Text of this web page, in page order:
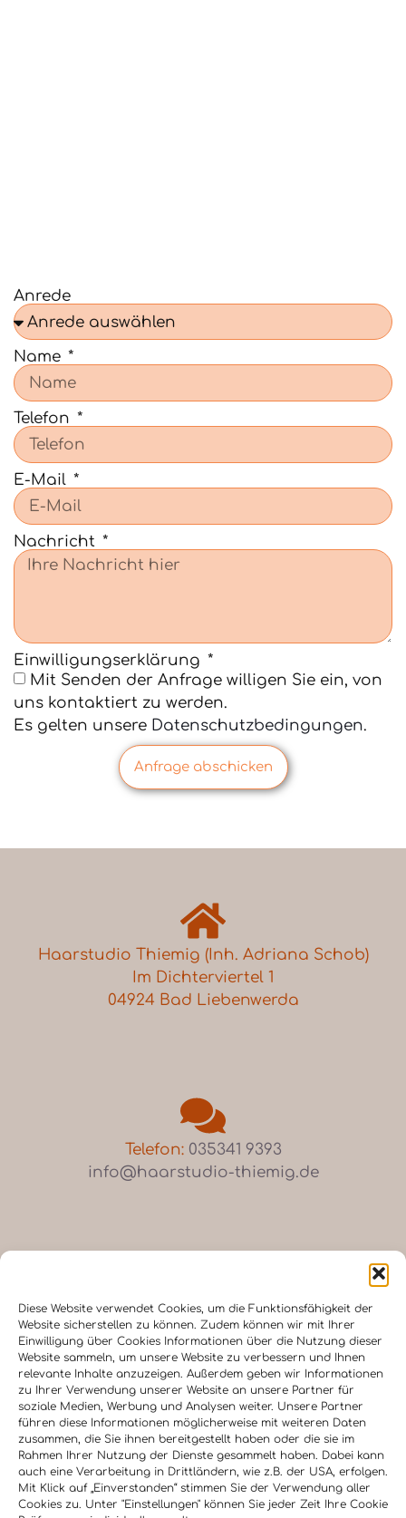
Diese Website verwendet Cookies, um die Funktionsfähigkeit der
Website sicherstellen zu können. Zudem können wir mit Ihrer
Einwilligung über Cookies Informationen über die Nutzung dieser
Website sammeln, um unsere Website zu verbessern und Ihnen
relevante Inhalte anzuzeigen. Außerdem geben wir Informationen
zu Ihrer Verwendung unserer Website an unsere Partner für
soziale Medien, Werbung und Analysen weiter. Unsere Partner
führen diese Informationen möglicherweise mit weiteren Daten
zusammen, die Sie ihnen bereitgestellt haben oder die sie im
Rahmen Ihrer Nutzung der Dienste gesammelt haben. Dabei kann
auch eine Verarbeitung in Drittländern, wie z.B. der USA, erfolgen.
Mit Klick auf „Einverstanden“ stimmen Sie der Verwendung aller
Cookies zu. Unter "Einstellungen" können Sie jeder Zeit Ihre Cookie
Anrede
Name
Telefon
E-Mail
Nachricht
Einwilligungserklärung
Mit Senden der Anfrage willigen Sie ein, von
uns kontaktiert zu werden.
Es gelten unsere Datenschutzbedingungen.
Anfrage abschicken
Haarstudio Thiemig (Inh. Adriana Schob)
Im Dichterviertel 1
04924 Bad Liebenwerda
Telefon: 035341 9393
info@haarstudio-thiemig.de
Mo-Mi 8:00 - 18:00 Uhr
Do 9:00 - 20:00 Uhr
Fr 8:00 - 18:00 Uhr
Sa 7:00 - 12:00 Uhr
Haarstudio Thiemig (Inh.
Adriana Schob)